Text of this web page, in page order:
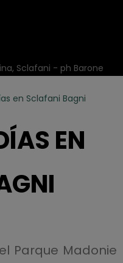
Sclafani - ph Barone
en Sclafani Bagni
EN
Parque Madonie